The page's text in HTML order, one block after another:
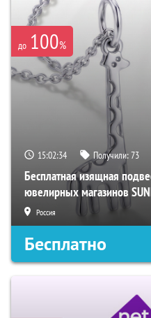
до 100%
15:02:32 Получили:73
Бесплатная изящная
ювелирных магазинов
Россия
Бесплатно